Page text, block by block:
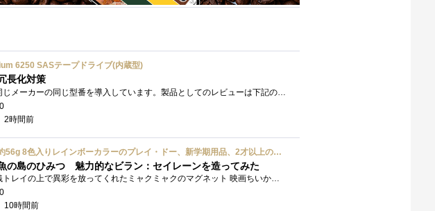
6250 SASテープドライブ(内蔵型)
長化対策
接続形式が違うが、同じメーカーの同じ型番を導入しています。製品としてのレビューは下記の方で行っています。いざ使おうとしたときに故障�...
0
2時間前
ハズブロ(HASBRO) 約56g 8色入りレインボーカラーのプレイ・ドー、新学期用品、2才以上のプリスクールの子供向け、子供向けのアート&クラフト 粘土 ねんど、こどもの日、子供の日プレゼント
の島のひみつ 魅力的なビラン：セイレーンを造ってみた
もう１年以上、釣り銭トレイの上で異彩を放ってくれたミャクミャクのマグネット 映画ちいかわ人魚の島のひみつを鑑賞後、素敵なビランのセイ...
0
10時間前